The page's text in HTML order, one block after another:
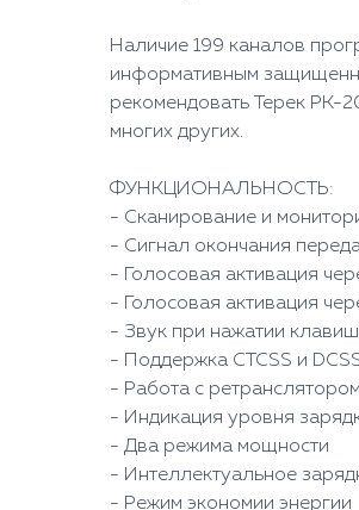
Наличие 199 каналов
информативным
рекомендовать Терек РК-
многих других.
ФУНКЦИОНАЛЬНОСТЬ:
- Сканирование и
- Сигнал окончания
- Голосовая активация
- Голосовая активация
- Звук при нажатии клавиш
- Поддержка CTCSS и
- Работа с ретранслятором
- Индикация уровня
- Два режима мощности
- Интеллектуальное
- Режим экономии энергии